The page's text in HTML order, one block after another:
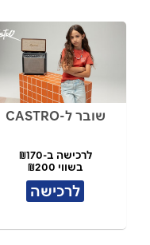
שובר ל-CASTRO
לרכישה ב-₪170
בשווי ₪200
לרכישה